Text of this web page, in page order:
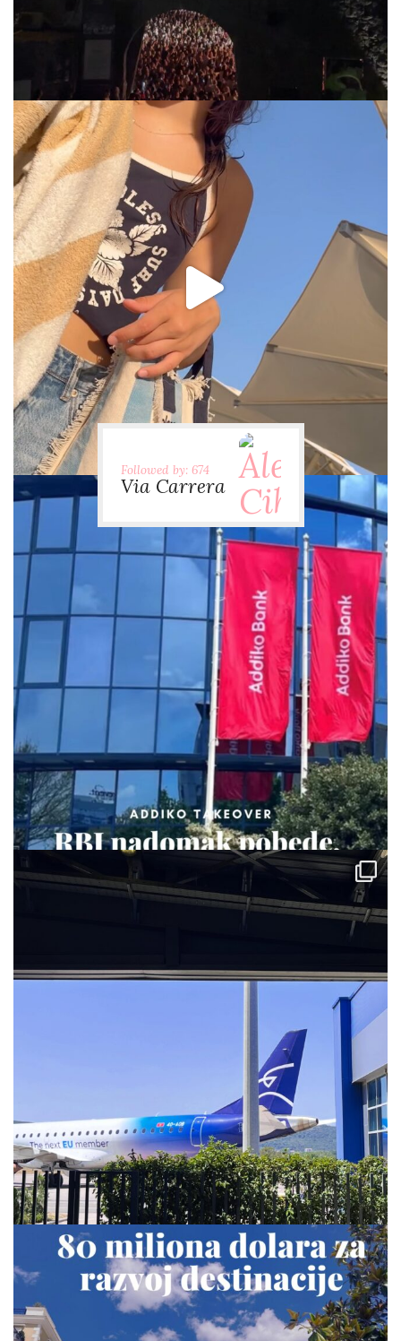
Followed by: 674
Via Carrera
via.carrera
Jul 31
via.carrera
Jul 29